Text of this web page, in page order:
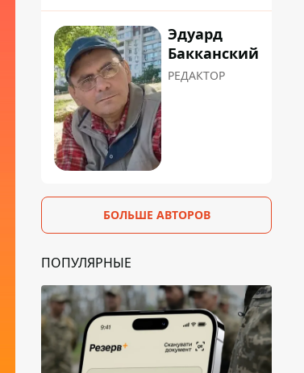
Эдуард
Бакканский
РЕДАКТОР
БОЛЬШЕ АВТОРОВ
ПОПУЛЯРНЫЕ